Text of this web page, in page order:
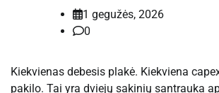
1 gegužės, 2026
0
Kiekvienas debesis plakė. Kiekviena
pakilo. Tai yra dviejų sakinių santrauka